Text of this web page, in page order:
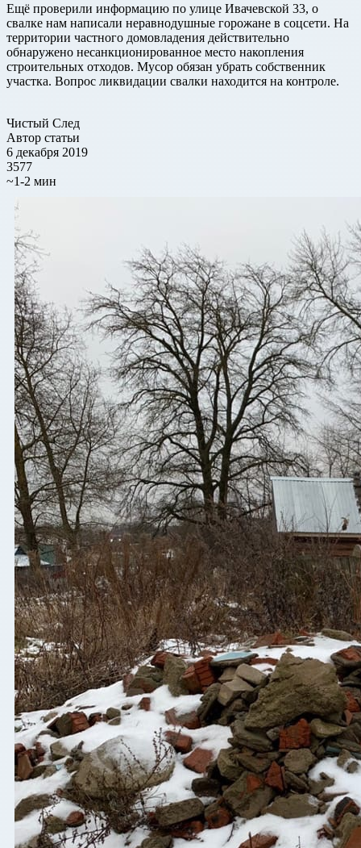
Ещё проверили информацию по улице Ивачевской 33, о
свалке нам написали неравнодушные горожане в соцсети. На
территории частного домовладения действительно
обнаружено несанкционированное место накопления
строительных отходов. Мусор обязан убрать собственник
участка. Вопрос ликвидации свалки находится на контроле.
Чистый След
Автор статьи
6 декабря 2019
3577
~1-2 мин